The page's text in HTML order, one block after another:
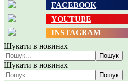
FACEBOOK
YOUTUBE
INSTAGRAM
Шукати в новинах
Пошук
Шукати в новинах
Пошук